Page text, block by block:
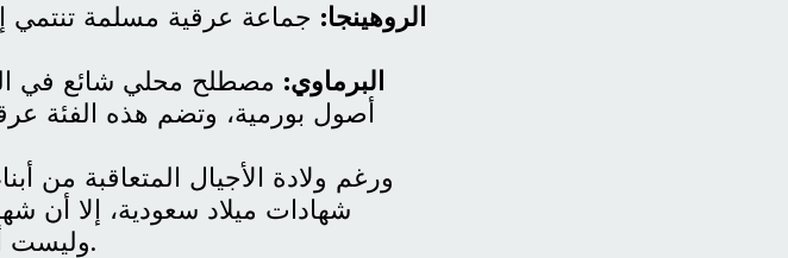
الروهينجا: جماعة عرقية مسلمة تنتمي
البرماوي: مصطلح محلي شائع في
أصول بورمية، وتضم هذه الفئة
ورغم ولادة الأجيال المتعاقبة من
شهادات ميلاد سعودية، إلا أن
وليست أداة لاكتساب الجنسية السعودية تلقائياً.